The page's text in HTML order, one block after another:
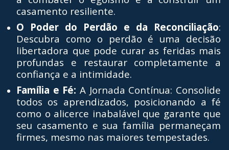
casamento resiliente.
O Poder do Perdão e da Reconciliação:
Descubra como o perdão é uma decisão
libertadora que pode curar as feridas mais
profundas e restaurar completamente a
confiança e a intimidade.
Família e Fé: A Jornada Contínua: Consolide
todos os aprendizados, posicionando a fé
como o alicerce inabalável que garante que
seu casamento e sua família permaneçam
firmes, mesmo nas maiores tempestades.